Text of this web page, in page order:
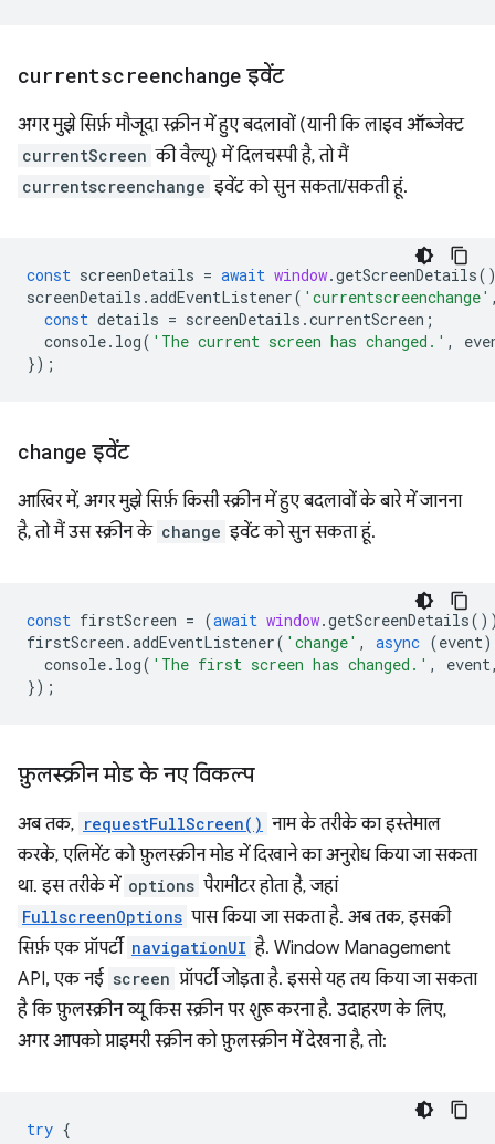
currentscreenchange इवेंट
अगर मुझे सिर्फ़ मौजूदा स्क्रीन में हुए बदलावों (यानी कि लाइव ऑब्जेक्ट
currentScreen की वैल्यू) में दिलचस्पी है, तो मैं
currentscreenchange इवेंट को सुन सकता/सकती हूं.
const screenDetails = await window.getScreenDetails
screenDetails .addEventListener( 'currentscreenchange'
const details = screenDetails .currentScreen ;
console. log( 'The current screen has changed.' ,
});
change इवेंट
आखिर में, अगर मुझे सिर्फ़ किसी स्क्रीन में हुए बदलावों के बारे में जानना
है, तो मैं उस स्क्रीन के change इवेंट को सुन सकता हूं.
const firstScreen = (await window.getScreenDetails
firstScreen .addEventListener( 'change' , async (event)
console. log( 'The first screen has changed.' , event
});
फ़ुलस्क्रीन मोड के नए विकल्प
अब तक, requestFullScreen() नाम के तरीके का इस्तेमाल
करके, एलिमेंट को फ़ुलस्क्रीन मोड में दिखाने का अनुरोध किया जा सकता
था. इस तरीके में options पैरामीटर होता है, जहां
FullscreenOptions पास किया जा सकता है. अब तक, इसकी
सिर्फ़ एक प्रॉपर्टी navigationUI है. Window Management
API, एक नई screen प्रॉपर्टी जोड़ता है. इससे यह तय किया जा सकता
है कि फ़ुलस्क्रीन व्यू किस स्क्रीन पर शुरू करना है. उदाहरण के लिए,
अगर आपको प्राइमरी स्क्रीन को फ़ुलस्क्रीन में देखना है, तो:
try {